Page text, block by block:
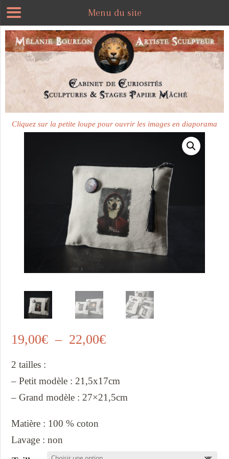
Cliquez sur la petite loupe pour ouvrir les images en diaporama
19,00€ – 22,00€Plage
19,00€
à
2 tailles :
– Petit modèle : 21,5x17cm
– Grand modèle : 27×21,5cm
Matière : 100 % coton
Lavage : non
Menu du site